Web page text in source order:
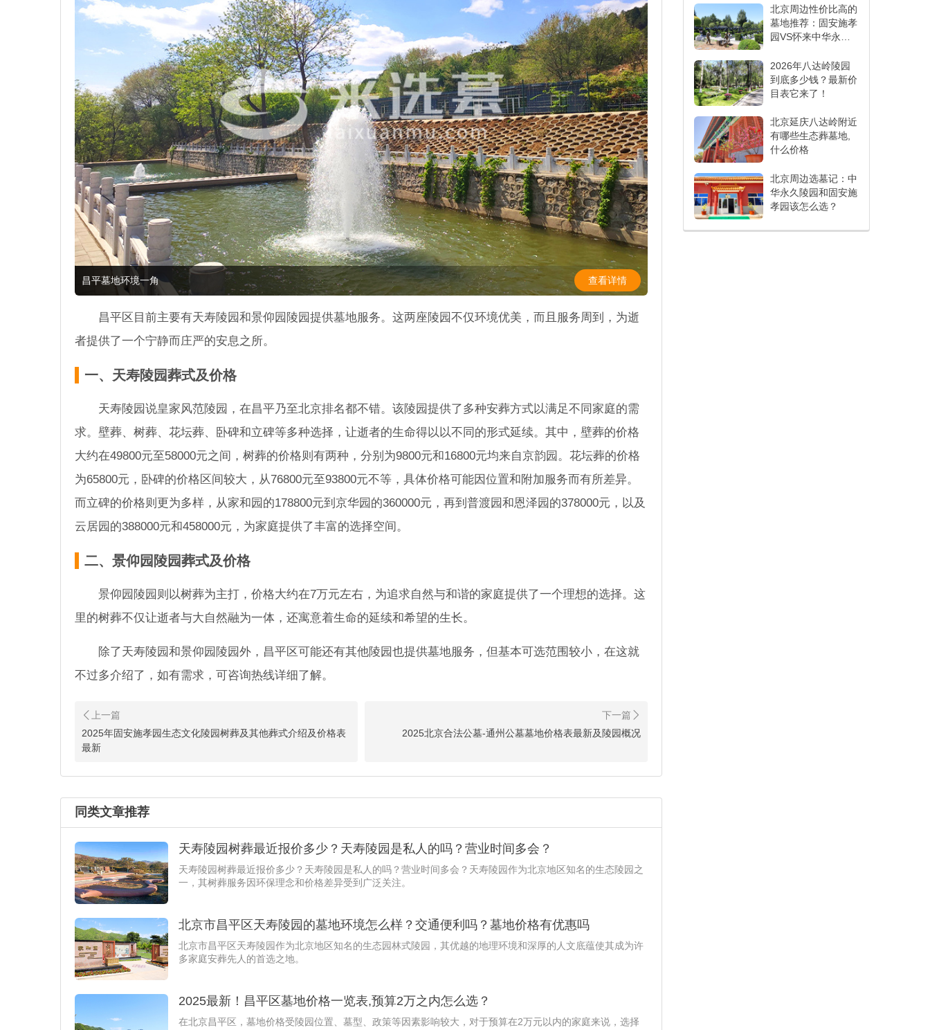
昌平墓地环境一角 查看详情
昌平区目前主要有天寿陵园和景仰园陵园提供墓地服务。这两座陵园不仅环境优美，而且服务周到，为逝
者提供了一个宁静而庄严的安息之所。
一、天寿陵园葬式及价格
天寿陵园说皇家风范陵园，在昌平乃至北京排名都不错。该陵园提供了多种安葬方式以满足不同家庭的需
求。壁葬、树葬、花坛葬、卧碑和立碑等多种选择，让逝者的生命得以以不同的形式延续。其中，壁葬的价格
大约在49800元至58000元之间，树葬的价格则有两种，分别为9800元和16800元均来自京韵园。花坛葬的价格
为65800元，卧碑的价格区间较大，从76800元至93800元不等，具体价格可能因位置和附加服务而有所差异。
而立碑的价格则更为多样，从家和园的178800元到京华园的360000元，再到普渡园和恩泽园的378000元，以及
云居园的388000元和458000元，为家庭提供了丰富的选择空间。
二、景仰园陵园葬式及价格
景仰园陵园则以树葬为主打，价格大约在7万元左右，为追求自然与和谐的家庭提供了一个理想的选择。这
里的树葬不仅让逝者与大自然融为一体，还寓意着生命的延续和希望的生长。
除了天寿陵园和景仰园陵园外，昌平区可能还有其他陵园也提供墓地服务，但基本可选范围较小，在这就
不过多介绍了，如有需求，可咨询热线详细了解。
2025年固安施孝园生态文化陵园树葬及其他葬式介绍及价格表
最新
2025北京合法公墓-通州公墓墓地价格表最新及陵园概况
同类文章推荐
天寿陵园树葬最近报价多少？天寿陵园是私人的吗？营业时间多会？
天寿陵园树葬最近报价多少？天寿陵园是私人的吗？营业时间多会？天寿陵园作为北京地区知名的生态陵园之
一，其树葬服务因环保理念和价格差异受到广泛关注。
北京市昌平区天寿陵园的墓地环境怎么样？交通便利吗？墓地价格有优惠吗
北京市昌平区天寿陵园作为北京地区知名的生态园林式陵园，其优越的地理环境和深厚的人文底蕴使其成为许
多家庭安葬先人的首选之地。
2025最新！昌平区墓地价格一览表,预算2万之内怎么选？
在北京昌平区，墓地价格受陵园位置、墓型、政策等因素影响较大，对于预算在2万元以内的家庭来说，选择
北京周边性价比高的
墓地推荐：固安施孝
园VS怀来中华永久
2026年八达岭陵园
到底多少钱？最新价
目表它来了！
北京延庆八达岭附近
有哪些生态葬墓地,
什么价格
北京周边选墓记：中
华永久陵园和固安施
孝园该怎么选？